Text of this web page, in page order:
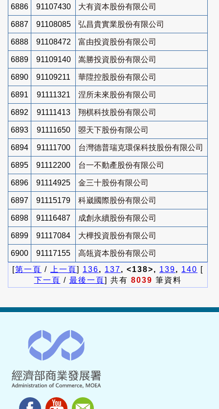
6886 91107430 大有資本股份有限公司
6887 91108085 弘昌貴實業股份有限公司
6888 91108472 富由投資股份有限公司
6889 91109140 嵩勝投資股份有限公司
6890 91109211 華陞控股股份有限公司
6891 91111321 涅所未來股份有限公司
6892 91111413 翔棋科技股份有限公司
6893 91111650 曌天下股份有限公司
6894 91111700 台灣德普瑞克環保科技股份有限公司
6895 91112200 台一不動產股份有限公司
6896 91114925 金三十股份有限公司
6897 91115179 科崴國際股份有限公司
6898 91116487 成創永續股份有限公司
6899 91117084 大樺投資股份有限公司
6900 91117155
高瓴資本股份有限公司
[第一頁 / 上一頁] 136, 137, <138>, 139, 140 [
下一頁 / 最後一頁] 共有 8039 筆資料